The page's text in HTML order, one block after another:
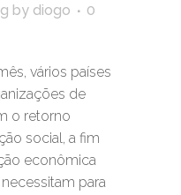
by diogo
0
vários países
de
o retorno
social, a fim
econômica
para